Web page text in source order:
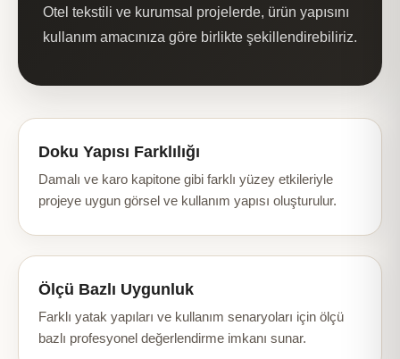
Otel tekstili ve kurumsal projelerde, ürün yapısını
kullanım amacınıza göre birlikte şekillendirebiliriz.
Doku Yapısı Farklılığı
Damalı ve karo kapitone gibi farklı yüzey etkileriyle
projeye uygun görsel ve kullanım yapısı oluşturulur.
Ölçü Bazlı Uygunluk
Farklı yatak yapıları ve kullanım senaryoları için ölçü
bazlı profesyonel değerlendirme imkanı sunar.